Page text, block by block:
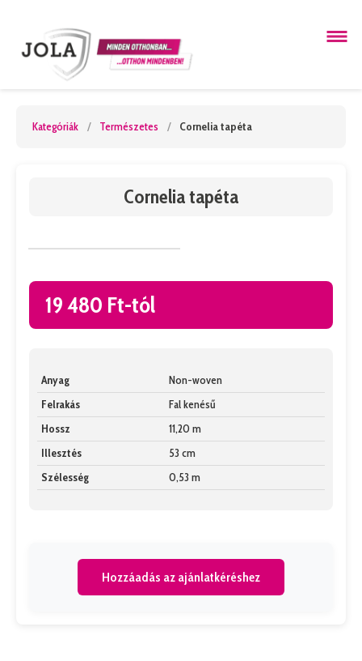
Kategóriák / Természetes / Cornelia tapéta
Cornelia tapéta
19 480 Ft-tól
Anyag
Non-woven
Felrakás
Fal kenésű
Hossz
11,20 m
Illesztés
53 cm
Szélesség
0,53 m
Hozzáadás az ajánlatkéréshez